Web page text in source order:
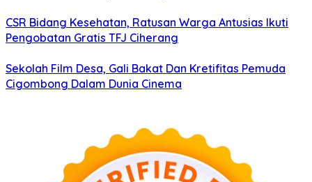
CSR Bidang Kesehatan, Ratusan Warga Antusias Ikuti
Pengobatan Gratis TFJ Ciherang
Sekolah Film Desa, Gali Bakat Dan Kretifitas Pemuda
Cigombong Dalam Dunia Cinema